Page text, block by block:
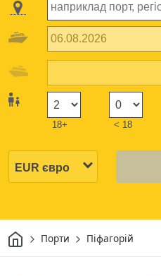
18+ < 18
Дім Порти Піфагорій